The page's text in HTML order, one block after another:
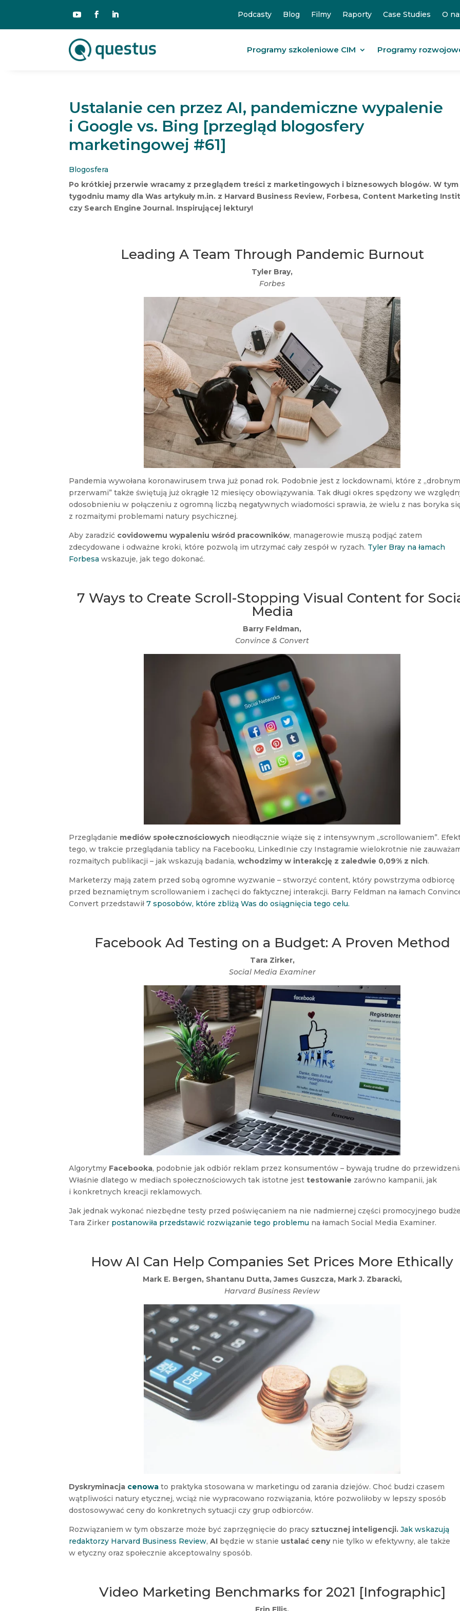
Podcasty Blog Filmy Raporty Case Studies O
Programy szkoleniowe CIM Programy
Ustalanie cen przez AI, pandemiczne wypalenie
i Google vs. Bing [przegląd blogosfery
marketingowej #61]
Blogosfera
Po krótkiej przerwie wracamy z przeglądem treści z marketingowych i biznesowych blogów.W tym
tygodniu mamy dla Was artykuły m.in. z Harvard Business Review, Forbesa, Content Marketing
czy Search Engine Journal. Inspirującej lektury!
Leading A Team Through Pandemic Burnout
Tyler Bray,
Forbes
Pandemia wywołana koronawirusem trwa już ponad rok. Podobnie jest z lockdownami, które z
przerwami” także świętują już okrągłe 12 miesięcy obowiązywania. Tak długi okres spędzony we
odosobnieniu w połączeniu z ogromną liczbą negatywnych wiadomości sprawia, że wielu z nas boryka
z rozmaitymi problemami natury psychicznej.
Aby zaradzić covidowemu wypaleniu wśród pracowników, managerowie muszą podjąć zatem
zdecydowane i odważne kroki, które pozwolą im utrzymać cały zespół w ryzach. Tyler Bray na łamach
Forbesa wskazuje, jak tego dokonać.
7 Ways to Create Scroll-Stopping Visual Content for
Media
Barry Feldman,
Convince & Convert
Przeglądanie mediów społecznościowych nieodłącznie wiąże się z intensywnym „scrollowaniem”.
tego, w trakcie przeglądania tablicy na Facebooku, LinkedInie czy Instagramie wielokrotnie nie
rozmaitych publikacji – jak wskazują badania,wchodzimy w interakcję z zaledwie 0,09% z nich.
Marketerzy mają zatem przed sobą ogromne wyzwanie – stworzyć content, który powstrzyma odbiorcę
przed beznamiętnym scrollowaniem i zachęci do faktycznej interakcji. Barry Feldman na łamach
Convert przedstawił7 sposobów, które zbliżą Was do osiągnięcia tego celu.
Facebook Ad Testing on a Budget: A Proven Method
Tara Zirker,
Social Media Examiner
Algorytmy Facebooka, podobnie jak odbiór reklam przez konsumentów – bywają trudne do
Właśnie dlatego w mediach społecznościowych tak istotne jesttestowanie zarówno kampanii, jak
i konkretnych kreacji reklamowych.
Jak jednak wykonać niezbędne testy przed poświęcaniem na nie nadmiernej części promocyjnego
Tara Zirker postanowiła przedstawić rozwiązanie tego problemu na łamach Social Media Examiner.
How AI Can Help Companies Set Prices More Ethically
Mark E. Bergen, Shantanu Dutta, James Guszcza, Mark J. Zbaracki,
Harvard Business Review
Dyskryminacja cenowa to praktyka stosowana w marketingu od zarania dziejów. Choć budzi czasem
wątpliwości natury etycznej, wciąż nie wypracowano rozwiązania, które pozwoliłoby w lepszy sposób
dostosowywać ceny do konkretnych sytuacji czy grup odbiorców.
Rozwiązaniem w tym obszarze może być zaprzęgnięcie do pracy sztucznej inteligencji.Jak wskazują
redaktorzy Harvard Business Review,AI będzie w stanie ustalać cenynie tylko w efektywny, ale także
w etyczny oraz społecznie akceptowalny sposób.
Video Marketing Benchmarks for 2021 [Infographic]